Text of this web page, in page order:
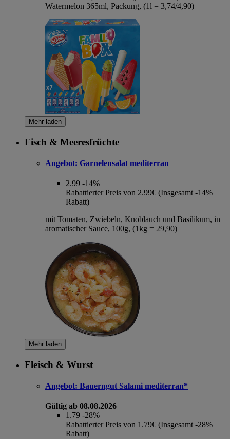
Watermelon 365ml, Packung, (1l = 3,74/4,90)
Mehr laden
Fisch & Meeresfrüchte
Angebot: Garnelensalat mediterran
2.99 -14%
Rabattierter Preis von 2.99€ (Insgesamt -14%
Rabatt)
mit Tomaten, Zwiebeln, Knoblauch und Basilikum, in
aromatischer Sauce, 100g, (1kg = 29,90)
Mehr laden
Fleisch & Wurst
Angebot: Bauerngut Salami mediterran*
Gültig ab 08.08.2026
1.79 -28%
Rabattierter Preis von 1.79€ (Insgesamt -28%
Rabatt)